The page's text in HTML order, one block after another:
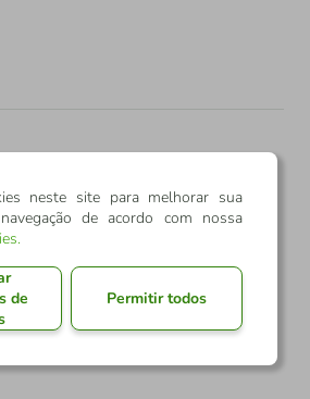
- Porto Alegre
neste site para melhorar sua
de acordo com nossa
.
de
Permitir todos